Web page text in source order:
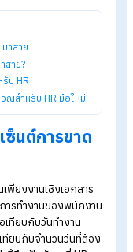
ด้แม่นยำและทำงานได้อย่
THB 590/month